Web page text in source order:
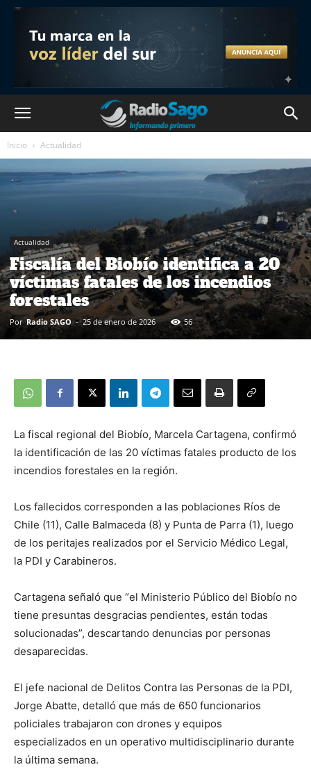
Inicio Actualidad
Actualidad
Fiscalía del Biobío identifica a 20
víctimas fatales de los incendios
forestales
Por Radio SAGO - 25 de enero de 2026 56
La fiscal regional del Biobío, Marcela Cartagena, confirmó
la identificación de las 20 víctimas fatales producto de los
incendios forestales en la región.
Los fallecidos corresponden a las poblaciones Ríos de
Chile (11), Calle Balmaceda (8) y Punta de Parra (1), luego
de los peritajes realizados por el Servicio Médico Legal,
la PDI y Carabineros.
Cartagena señaló que “el Ministerio Público del Biobío no
tiene presuntas desgracias pendientes, están todas
solucionadas”, descartando denuncias por personas
desaparecidas.
El jefe nacional de Delitos Contra las Personas de la PDI,
Jorge Abatte, detalló que más de 650 funcionarios
policiales trabajaron con drones y equipos
especializados en un operativo multidisciplinario durante
la última semana.